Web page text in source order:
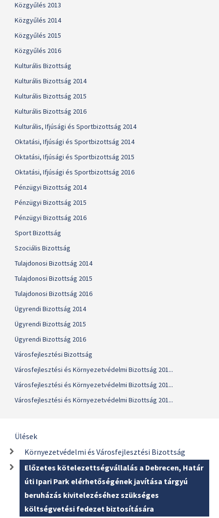
Közgyűlés 2013
Közgyűlés 2014
Közgyűlés 2015
Közgyűlés 2016
Kulturális Bizottság
Kulturális Bizottság 2014
Kulturális Bizottság 2015
Kulturális Bizottság 2016
Kulturális, Ifjúsági és Sportbizottság 2014
Oktatási, Ifjúsági és Sportbizottság 2014
Oktatási, Ifjúsági és Sportbizottság 2015
Oktatási, Ifjúsági és Sportbizottság 2016
Pénzügyi Bizottság 2014
Pénzügyi Bizottság 2015
Pénzügyi Bizottság 2016
Sport Bizottság
Szociális Bizottság
Tulajdonosi Bizottság 2014
Tulajdonosi Bizottság 2015
Tulajdonosi Bizottság 2016
Ügyrendi Bizottság 2014
Ügyrendi Bizottság 2015
Ügyrendi Bizottság 2016
Városfejlesztési Bizottság
Városfejlesztési és Környezetvédelmi Bizottság 201...
Városfejlesztési és Környezetvédelmi Bizottság 201...
Városfejlesztési és Környezetvédelmi Bizottság 201...
Ülések
Környezetvédelmi és Városfejlesztési Bizottság
Előzetes kötelezettségvállalás a Debrecen, Határ
úti Ipari Park elérhetőségének javítása tárgyú
beruházás kivitelezéséhez szükséges
költségvetési fedezet biztosítására